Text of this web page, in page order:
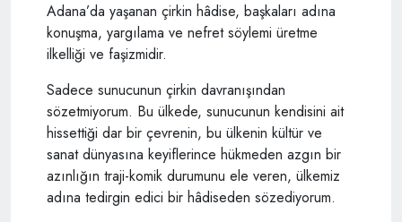
Adana’da yaşanan çirkin hâdise, başkaları adına
konuşma, yargılama ve nefret söylemi üretme
ilkelliği ve faşizmidir.
Sadece sunucunun çirkin davranışından
sözetmiyorum. Bu ülkede, sunucunun kendisini ait
hissettiği dar bir çevrenin, bu ülkenin kültür ve
sanat dünyasına keyiflerince hükmeden azgın bir
azınlığın traji-komik durumunu ele veren, ülkemiz
adına tedirgin edici bir hâdiseden sözediyorum.